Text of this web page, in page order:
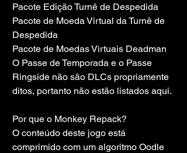
Pacote Edição Turnê de Despedida
Pacote de Moeda Virtual da Turnê de
Despedida
Pacote de Moedas Virtuais Deadman
O Passe de Temporada e o Passe
Ringside não são DLCs propriamente
ditos, portanto não estão listados aqui.
Por que o Monkey Repack?
O conteúdo deste jogo está
comprimido com um algoritmo Oodle